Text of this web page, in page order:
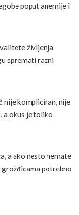
poput anemije i
življenja
spremati razni
nije kompliciran, nije
a okus je toliko
a ako nešto nemate
grožđicama potrebno